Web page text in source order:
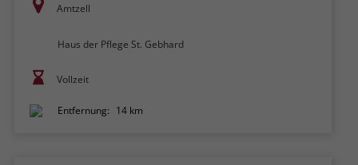
Amtzell
Haus der Pflege St. Gebhard
Vollzeit
Entfernung: 14 km